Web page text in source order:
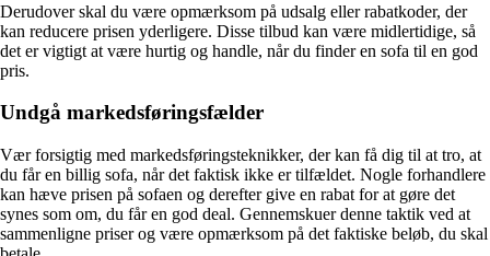
Derudover skal du være opmærksom på udsalg eller rabatkoder, der
kan reducere prisen yderligere. Disse tilbud kan være midlertidige, så
det er vigtigt at være hurtig og handle, når du finder en sofa til en god
pris.
Undgå markedsføringsfælder
Vær forsigtig med markedsføringsteknikker, der kan få dig til at tro, at
du får en billig sofa, når det faktisk ikke er tilfældet. Nogle forhandlere
kan hæve prisen på sofaen og derefter give en rabat for at gøre det
synes som om, du får en god deal. Gennemskuer denne taktik ved at
sammenligne priser og være opmærksom på det faktiske beløb, du skal